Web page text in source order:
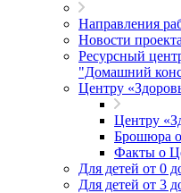
Направления
Новости
Ресурсный
"Домашний
Центру
Центру
Брошюра
Факты о
Для детей от 0
Для детей от 3